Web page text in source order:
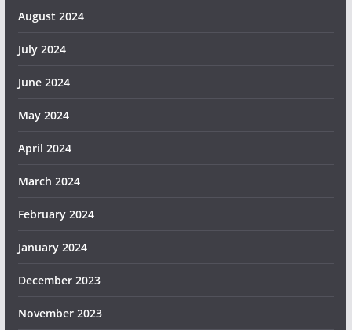
August 2024
July 2024
June 2024
May 2024
April 2024
March 2024
February 2024
January 2024
December 2023
November 2023